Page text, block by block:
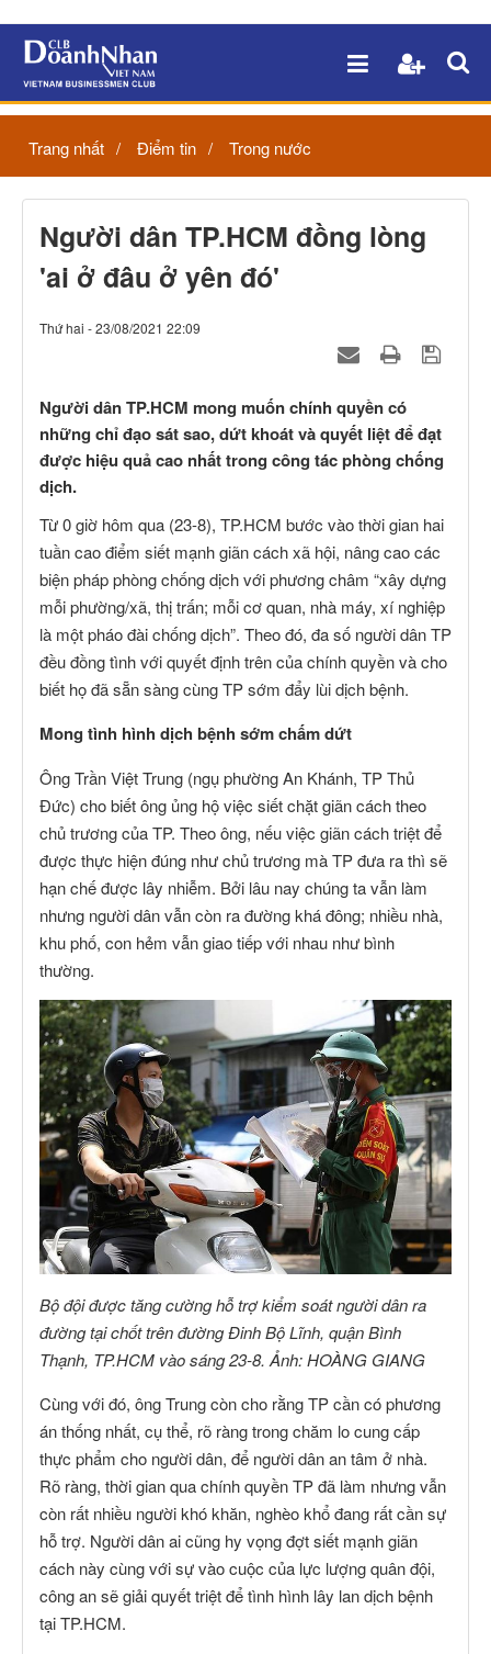
Trang nhất Điểm tin Trong nước
Người dân TP.HCM đồng lòng
'ai ở đâu ở yên đó'
Thứ hai - 23/08/2021 22:09
Người dân TP.HCM mong muốn chính quyền có
những chỉ đạo sát sao, dứt khoát và quyết liệt để đạt
được hiệu quả cao nhất trong công tác phòng chống
dịch.
Từ 0 giờ hôm qua (23-8), TP.HCM bước vào thời gian hai
tuần cao điểm siết mạnh giãn cách xã hội, nâng cao các
biện pháp phòng chống dịch với phương châm “xây dựng
mỗi phường/xã, thị trấn; mỗi cơ quan, nhà máy, xí nghiệp
là một pháo đài chống dịch”. Theo đó, đa số người dân TP
đều đồng tình với quyết định trên của chính quyền và cho
biết họ đã sẵn sàng cùng TP sớm đẩy lùi dịch bệnh.
Mong tình hình dịch bệnh sớm chấm dứt
Ông Trần Việt Trung (ngụ phường An Khánh, TP Thủ
Đức) cho biết ông ủng hộ việc siết chặt giãn cách theo
chủ trương của TP. Theo ông, nếu việc giãn cách triệt để
được thực hiện đúng như chủ trương mà TP đưa ra thì sẽ
hạn chế được lây nhiễm. Bởi lâu nay chúng ta vẫn làm
nhưng người dân vẫn còn ra đường khá đông; nhiều nhà,
khu phố, con hẻm vẫn giao tiếp với nhau như bình
thường.
Bộ đội được tăng cường hỗ trợ kiểm soát người dân ra
đường tại chốt trên đường Đinh Bộ Lĩnh, quận Bình
Thạnh, TP.HCM vào sáng 23-8. Ảnh: HOÀNG GIANG
Cùng với đó, ông Trung còn cho rằng TP cần có phương
án thống nhất, cụ thể, rõ ràng trong chăm lo cung cấp
thực phẩm cho người dân, để người dân an tâm ở nhà.
Rõ ràng, thời gian qua chính quyền TP đã làm nhưng vẫn
còn rất nhiều người khó khăn, nghèo khổ đang rất cần sự
hỗ trợ. Người dân ai cũng hy vọng đợt siết mạnh giãn
cách này cùng với sự vào cuộc của lực lượng quân đội,
công an sẽ giải quyết triệt để tình hình lây lan dịch bệnh
tại TP.HCM.